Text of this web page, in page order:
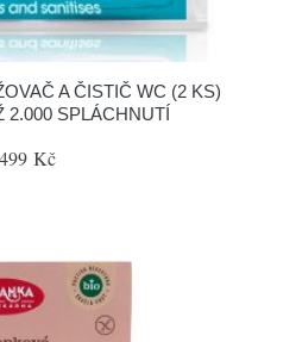
A ČISTIČ WC (2 KS)
2.000 SPLÁCHNUTÍ
499 Kč